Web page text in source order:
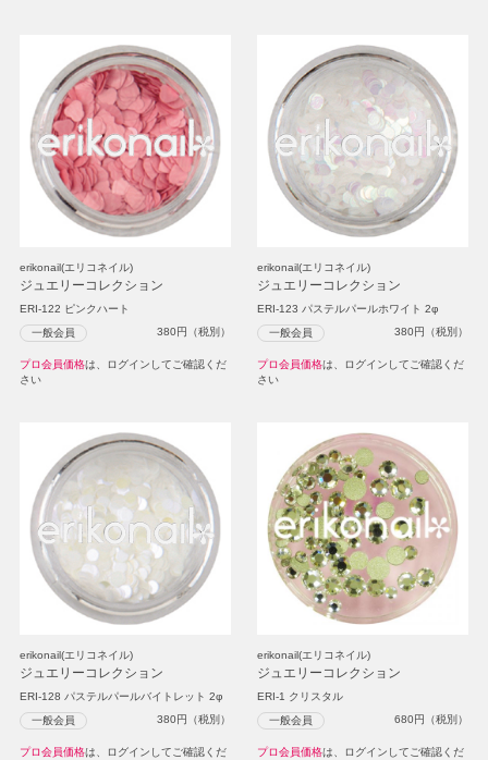
erikonail(エリコネイル)
ジュエリーコレクション
ERI-122 ピンクハート
一般会員 380円（税別）
プロ会員価格は、ログインしてご確認くだ
さい
erikonail(エリコネイル)
ジュエリーコレクション
ERI-123 パステルパールホワイト 2φ
一般会員 380円（税別）
プロ会員価格は、ログインしてご確認くだ
さい
erikonail(エリコネイル)
ジュエリーコレクション
ERI-128 パステルパールバイトレット 2φ
一般会員 380円（税別）
プロ会員価格は、ログインしてご確認くだ
erikonail(エリコネイル)
ジュエリーコレクション
ERI-1 クリスタル
一般会員 680円（税別）
プロ会員価格は、ログインしてご確認くだ